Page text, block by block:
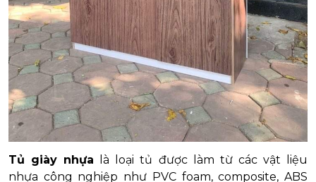
Tủ giày nhựa là loại tủ được làm từ các vật liệu
nhựa công nghiệp như PVC foam, composite, ABS